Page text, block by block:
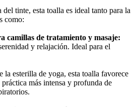
del tinte, esta toalla es ideal tanto para la
como:
camillas de tratamiento y masaje:
y relajación. Ideal para el
la esterilla de yoga, esta toalla favorece
más intensa y profunda de